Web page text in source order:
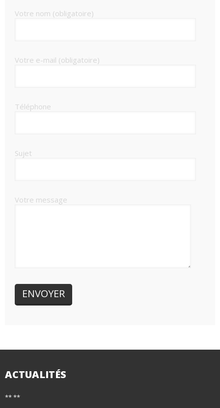
Votre nom (obligatoire)
Votre e-mail (obligatoire)
Téléphone
Sujet
Votre message
ACTUALITÉS
** **